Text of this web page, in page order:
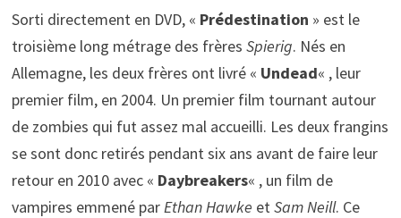
Sorti directement en DVD, « Prédestination » est le
troisième long métrage des frères Spierig. Nés en
Allemagne, les deux frères ont livré « Undead« , leur
premier film, en 2004. Un premier film tournant autour
de zombies qui fut assez mal accueilli. Les deux frangins
se sont donc retirés pendant six ans avant de faire leur
retour en 2010 avec « Daybreakers« , un film de
vampires emmené parEthan Hawke etSam Neill. Ce